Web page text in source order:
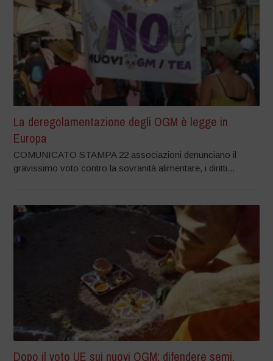
La deregolamentazione degli OGM è legge in
Europa
COMUNICATO STAMPA 22 associazioni denunciano il
gravissimo voto contro la sovranità alimentare, i diritti...
Dopo il voto UE sui nuovi OGM: difendere semi,